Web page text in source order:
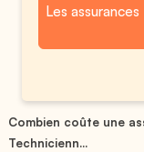
Les
Combien coûte une
Technicienn...